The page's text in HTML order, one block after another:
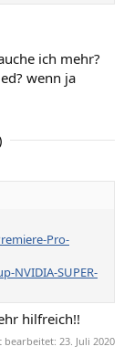
ich mehr?
wenn ja
Pro-
NVIDIA-SUPER-
hilfreich!!
bearbeitet: 23. Juli 2020